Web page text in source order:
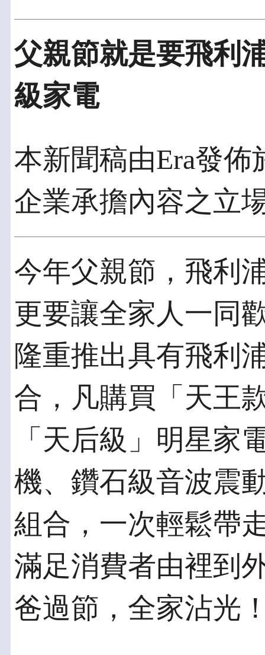
父親節就是要飛利
級家電
本新聞稿由Era發佈
企業承擔內容之立
今年父親節，飛利
更要讓全家人一同
隆重推出具有飛利
合，凡購買「天王
「天后級」明星家
機、鑽石級音波震
組合，一次輕鬆帶
滿足消費者由裡到
爸過節，全家沾光